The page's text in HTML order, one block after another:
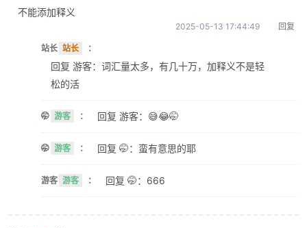
不能添加释义
2025-05-13 17:44:49 回复
站长 站长 ：
回复 游客：词汇量太多，有几十万，加释义不是轻
松的活
🤭 游客 ： 回复 游客：😅😂🤭
🤭 游客 ： 回复 🤭：蛮有意思的耶
游客 游客 ： 回复 🤭：666